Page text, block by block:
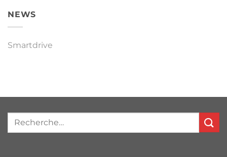
NEWS
Smartdrive